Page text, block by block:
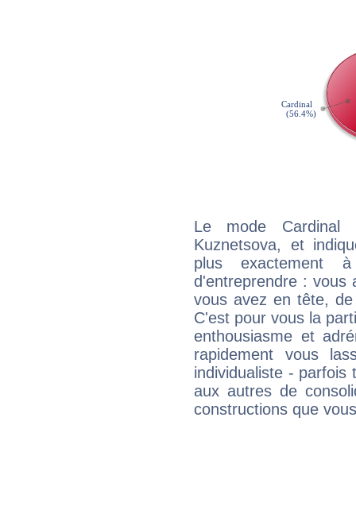
Le mode Cardinal
Kuznetsova, et
plus exactement
d'entreprendre :
vous avez en tête,
C'est pour vous la
enthousiasme et
rapidement vous
individualiste -
aux autres de
constructions que